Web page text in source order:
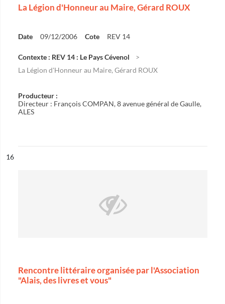
La Légion d'Honneur au Maire, Gérard ROUX
Date 09/12/2006 Cote REV 14
Contexte : REV 14 : Le Pays Cévenol
La Légion d'Honneur au Maire, Gérard ROUX
Producteur :
Directeur : François COMPAN, 8 avenue général de Gaulle,
ALES
n°
16
Rencontre littéraire organisée par l'Association
"Alais, des livres et vous"